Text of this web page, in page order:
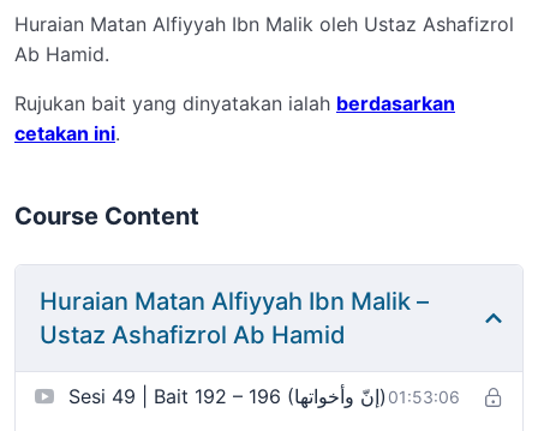
Huraian Matan Alfiyyah Ibn Malik oleh Ustaz Ashafizrol
Ab Hamid.
Rujukan bait yang dinyatakan ialah berdasarkan
cetakan ini.
Course Content
Huraian Matan Alfiyyah Ibn Malik –
Ustaz Ashafizrol Ab Hamid
Sesi 49 | Bait 192 – 196 (إنّ وأخواتها) 01:53:06